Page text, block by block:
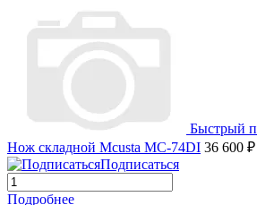
Быстрый
Нож складной Mcusta MC-74DI 36 600 ₽
Подписаться
Подробнее